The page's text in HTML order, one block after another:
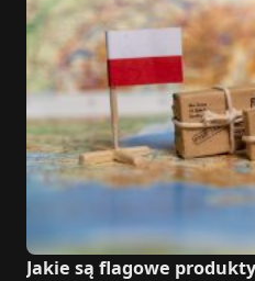
Jakie są flagowe